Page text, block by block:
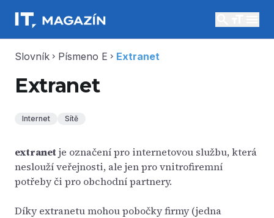
Slovník chevron_right Písmeno E chevron_right Extranet
Extranet
Internet Sítě
extranet je označení pro internetovou službu, která
neslouží veřejnosti, ale jen pro vnitrofiremní
potřeby či pro obchodní partnery.
Díky extranetu mohou pobočky firmy (jedna